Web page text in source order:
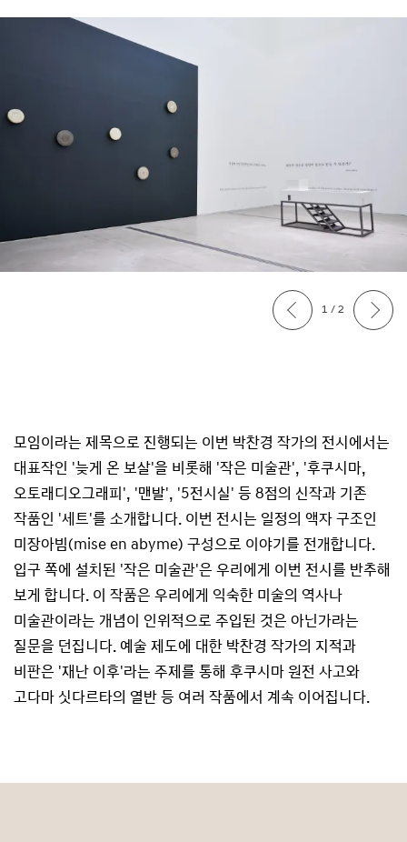
1 / 2
모임이라는 제목으로 진행되는 이번 박찬경 작가의 전시에서는
대표작인 '늦게 온 보살'을 비롯해 '작은 미술관', '후쿠시마,
오토래디오그래피', '맨발', '5전시실' 등 8점의 신작과 기존
작품인 '세트'를 소개합니다. 이번 전시는 일정의 액자 구조인
미장아빔(mise en abyme) 구성으로 이야기를 전개합니다.
입구 쪽에 설치된 '작은 미술관'은 우리에게 이번 전시를 반추해
보게 합니다. 이 작품은 우리에게 익숙한 미술의 역사나
미술관이라는 개념이 인위적으로 주입된 것은 아닌가라는
질문을 던집니다. 예술 제도에 대한 박찬경 작가의 지적과
비판은 '재난 이후'라는 주제를 통해 후쿠시마 원전 사고와
고다마 싯다르타의 열반 등 여러 작품에서 계속 이어집니다.